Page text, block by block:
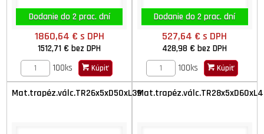
Dodanie do 2 prac. dní
1860,64 € s DPH
1512,71 €bez DPH
100ks
Kúpiť
Dodanie do 2 prac. dní
527,64 €s DPH
428,98 €bez DPH
100ks
Kúpiť
Mat.trapéz.válc.TR26x5xD50xL39